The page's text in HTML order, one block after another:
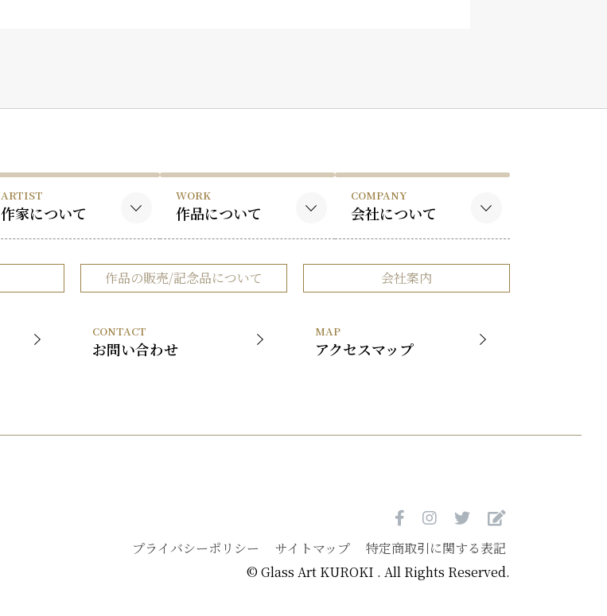
ARTIST
作家について
黒木国昭について
谷口榮について
受賞歴
WORK
作品について
黒木国昭の作品
谷口榮の作品
COMPANY
会社について
会社概要
事業内容
展覧会
作品の販売/記念品について 会社案内
CONTACT
お問い合わせ
MAP
アクセスマップ
プライバシーポリシー サイトマップ
特定商取引に関する表記
© Glass Art KUROKI . All Rights Reserved.